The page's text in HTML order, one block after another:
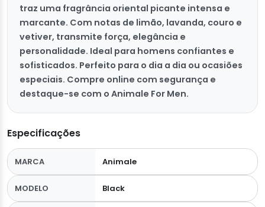
traz uma fragrância oriental picante intensa e
marcante. Com notas de limão, lavanda, couro e
vetiver, transmite força, elegância e
personalidade. Ideal para homens confiantes e
sofisticados. Perfeito para o dia a dia ou ocasiões
especiais. Compre online com segurança e
destaque-se com o Animale For Men.
Especificações
MARCA Animale
MODELO Black